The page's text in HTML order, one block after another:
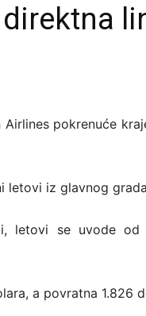
pokrenuće
letovi iz glavnog
letovi se uvode
a povratna 1.826